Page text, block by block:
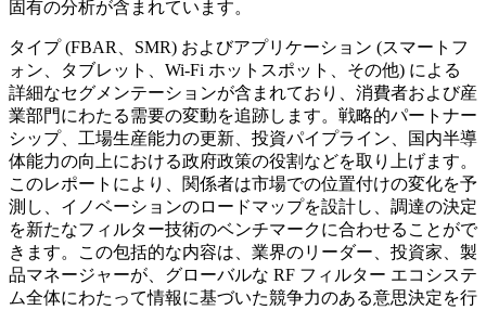
固有の分析が含まれています。
タイプ (FBAR、SMR) およびアプリケーション (スマートフ
ォン、タブレット、Wi-Fi ホットスポット、その他) による
詳細なセグメンテーションが含まれており、消費者および産
業部門にわたる需要の変動を追跡します。戦略的パートナー
シップ、工場生産能力の更新、投資パイプライン、国内半導
体能力の向上における政府政策の役割などを取り上げます。
このレポートにより、関係者は市場での位置付けの変化を予
測し、イノベーションのロードマップを設計し、調達の決定
を新たなフィルター技術のベンチマークに合わせることがで
きます。この包括的な内容は、業界のリーダー、投資家、製
品マネージャーが、グローバルな RF フィルター エコシステ
ム全体にわたって情報に基づいた競争力のある意思決定を行